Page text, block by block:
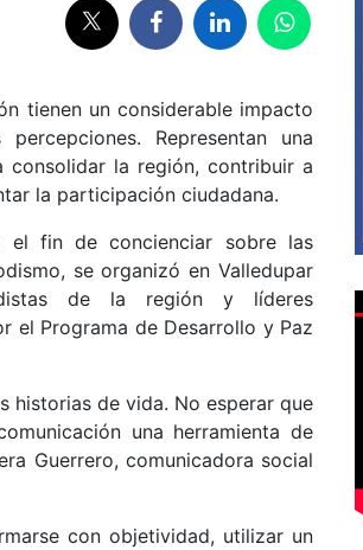
tienen un considerable impacto
Representan una
consolidar la región, contribuir a
la participación ciudadana.
el fin de concienciar sobre las
se organizó en Valledupar
de la región y líderes
el Programa de Desarrollo y Paz
historias de vida. No esperar que
una herramienta de
Guerrero, comunicadora social
con objetividad, utilizar un